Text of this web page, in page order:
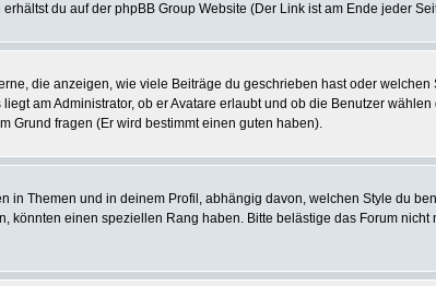
du auf der phpBB Group Website (Der Link ist am Ende jeder
die anzeigen, wie viele Beiträge du geschrieben hast oder
am Administrator, ob er Avatare erlaubt und ob die Benutzer
Grund fragen (Er wird bestimmt einen guten haben).
Themen und in deinem Profil, abhängig davon, welchen Style du
einen speziellen Rang haben. Bitte belästige das Forum